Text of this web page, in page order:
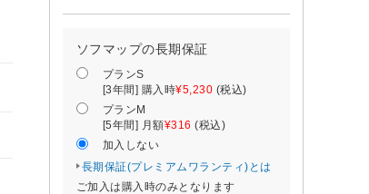
ソフマップの長期保証
プランS
[3年間] 購入時¥5,230 (税込)
プランM
[5年間] 月額¥316 (税込)
加入しない
長期保証(プレミアムワランティ)とは
ご加入は購入時のみとなります